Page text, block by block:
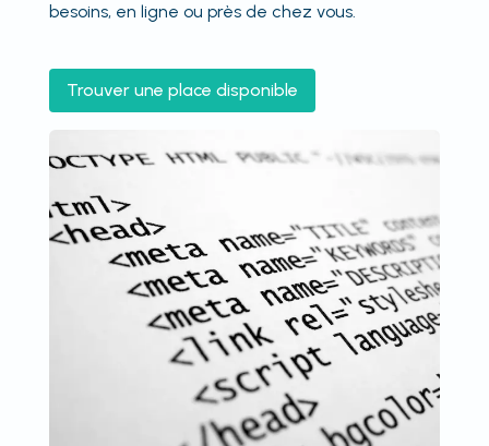
besoins, en ligne ou près de chez vous.
Trouver une place disponible